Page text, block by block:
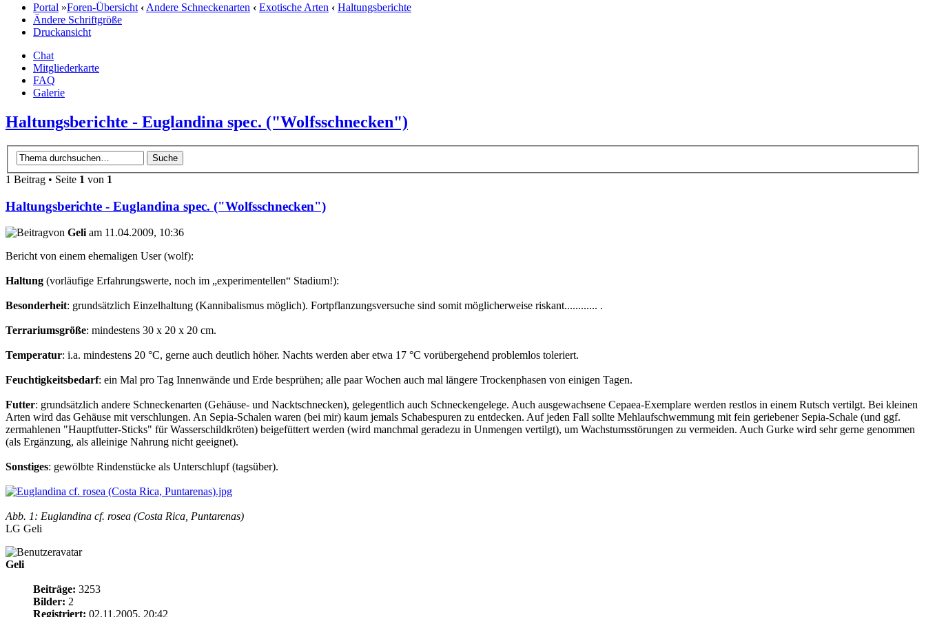
Portal »Foren-Übersicht ‹Andere Schneckenarten ‹ Exotische Arten ‹ Haltungsberichte
Ändere Schriftgröße
Druckansicht
Chat
Mitgliederkarte
FAQ
Galerie
Haltungsberichte - Euglandina spec. ("Wolfsschnecken")
1 Beitrag • Seite 1 von 1
Haltungsberichte - Euglandina spec. ("Wolfsschnecken")
von Geli am 11.04.2009, 10:36
Bericht von einem ehemaligen User (wolf):
Haltung (vorläufige Erfahrungswerte, noch im „experimentellen“ Stadium!):
Besonderheit: grundsätzlich Einzelhaltung (Kannibalismus möglich). Fortpflanzungsversuche sind somit möglicherweise riskant............ .
Terrariumsgröße: mindestens 30 x 20 x 20 cm.
Temperatur: i.a. mindestens 20 °C, gerne auch deutlich höher. Nachts werden aber etwa 17 °C vorübergehend problemlos toleriert.
Feuchtigkeitsbedarf: ein Mal pro Tag Innenwände und Erde besprühen; alle paar Wochen auch mal längere Trockenphasen von einigen Tagen.
Futter: grundsätzlich andere Schneckenarten (Gehäuse- und Nacktschnecken), gelegentlich auch Schneckengelege. Auch ausgewachsene Cepaea-Exemplare werden restlos in einem Rutsch vertilgt. Bei kleinen
Arten wird das Gehäuse mit verschlungen. An Sepia-Schalen waren (bei mir) kaum jemals Schabespuren zu entdecken. Auf jeden Fall sollte Mehlaufschwemmung mit fein geriebener Sepia-Schale (und ggf.
zermahlenen "Hauptfutter-Sticks" für Wasserschildkröten) beigefüttert werden (wird manchmal geradezu in Unmengen vertilgt), um Wachstumsstörungen zu vermeiden. Auch Gurke wird sehr gerne genommen
(als Ergänzung, als alleinige Nahrung nicht geeignet).
Sonstiges: gewölbte Rindenstücke als Unterschlupf (tagsüber).
Abb. 1: Euglandina cf. rosea (Costa Rica, Puntarenas)
LG Geli
Geli
Beiträge: 3253
Bilder: 2
Registriert: 02.11.2005, 20:42